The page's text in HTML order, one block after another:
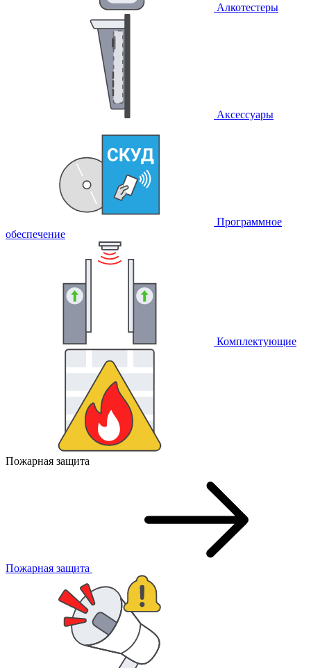
Алкотестеры
Аксессуары
Программное
обеспечение
Комплектующие
Пожарная защита
Пожарная защита